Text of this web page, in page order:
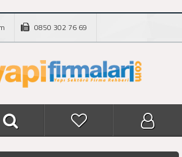
0850 302 76 69